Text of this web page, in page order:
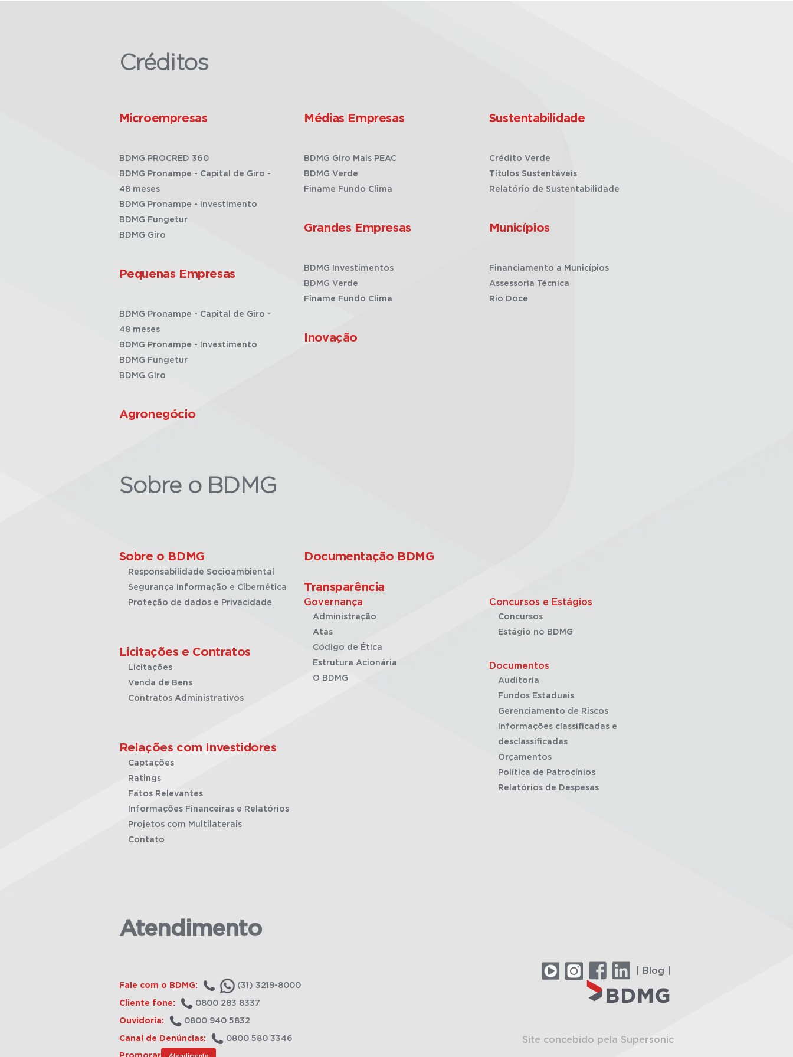
Créditos
Microempresas
BDMG PROCRED 360
BDMG Pronampe - Capital de Giro -
48 meses
BDMG Pronampe - Investimento
BDMG Fungetur
BDMG Giro
Pequenas Empresas
BDMG Pronampe - Capital de Giro -
48 meses
BDMG Pronampe - Investimento
BDMG Fungetur
BDMG Giro
Agronegócio
Médias Empresas
BDMG Giro Mais PEAC
BDMG Verde
Finame Fundo Clima
Grandes Empresas
BDMG Investimentos
BDMG Verde
Finame Fundo Clima
Inovação
Sustentabilidade
Crédito Verde
Títulos Sustentáveis
Relatório de Sustentabilidade
Municípios
Financiamento a Municípios
Assessoria Técnica
Rio Doce
Sobre o BDMG
Sobre o BDMG
Responsabilidade Socioambiental
Segurança Informação e Cibernética
Proteção de dados e Privacidade
Licitações e Contratos
Licitações
Venda de Bens
Contratos Administrativos
Relações com Investidores
Captações
Ratings
Fatos Relevantes
Informações Financeiras e Relatórios
Projetos com Multilaterais
Contato
Documentação BDMG
Transparência
Governança
Administração
Atas
Código de Ética
Estrutura Acionária
O BDMG
Concursos e Estágios
Concursos
Estágio no BDMG
Documentos
Auditoria
Fundos Estaduais
Gerenciamento de Riscos
Informações classificadas e
desclassificadas
Orçamentos
Política de Patrocínios
Relatórios de Despesas
Atendimento
Fale com o BDMG: (31) 3219-8000
Cliente fone: 0800 283 8337
Ouvidoria: 0800 940 5832
Canal de Denúncias: 0800 580 3346
Atendimento
| Blog |
Site concebido pela Supersonic